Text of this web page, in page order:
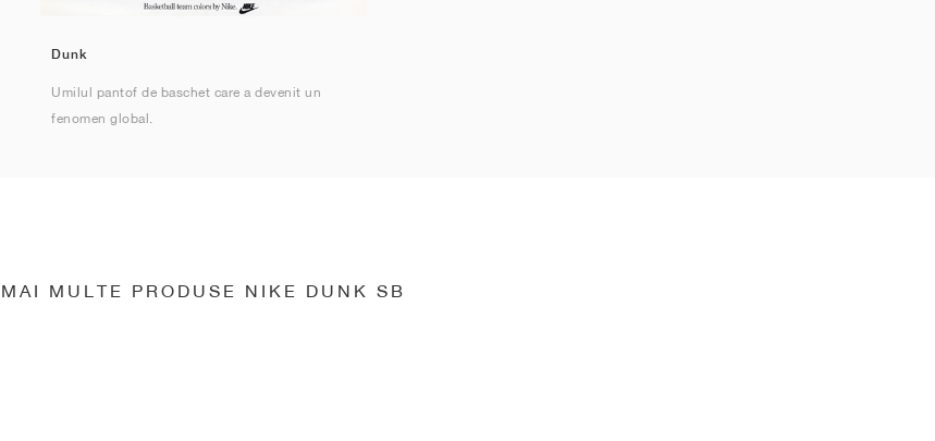
Dunk
Umilul pantof de baschet care a devenit un
fenomen global.
MAI MULTE PRODUSE NIKE DUNK SB